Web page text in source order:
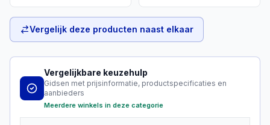
Vergelijk deze producten naast elkaar
Vergelijkbare keuzehulp
Gidsen met prijsinformatie, productspecificaties en
aanbieders
Meerdere winkels in deze categorie